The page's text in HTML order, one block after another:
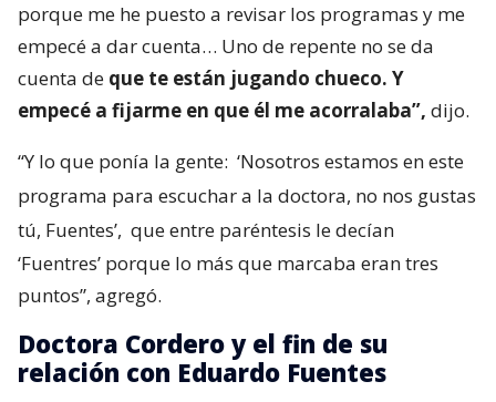
porque me he puesto a revisar los programas y me
empecé a dar cuenta… Uno de repente no se da
cuenta de que te están jugando chueco. Y
empecé a fijarme en que él me acorralaba”, dijo.
“Y lo que ponía la gente: ‘Nosotros estamos en este
programa para escuchar a la doctora, no nos gustas
tú, Fuentes’, que entre paréntesis le decían
‘Fuentres’ porque lo más que marcaba eran tres
puntos”, agregó.
Doctora Cordero y el fin de su
relación con Eduardo Fuentes